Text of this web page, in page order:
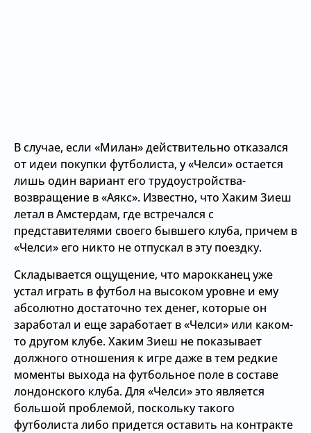
В случае, если «Милан» действительно отказался
от идеи покупки футболиста, у «Челси» остается
лишь один вариант его трудоустройства-
возвращение в «Аякс». Известно, что Хаким Зиеш
летал в Амстердам, где встречался с
представителями своего бывшего клуба, причем в
«Челси» его никто не отпускал в эту поездку.
Складывается ощущение, что марокканец уже
устал играть в футбол на высоком уровне и ему
абсолютно достаточно тех денег, которые он
заработал и еще заработает в «Челси» или каком-
то другом клубе. Хаким Зиеш не показывает
должного отношения к игре даже в тем редкие
моменты выхода на футбольное поле в составе
лондонского клуба. Для «Челси» это является
большой проблемой, поскольку такого
футболиста либо придется оставить на контракте